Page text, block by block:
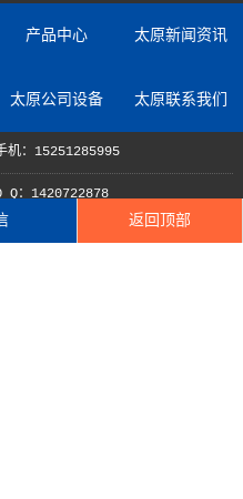
产品中心 太原新闻资讯
太原公司设备 太原联系我们
机：15251285995
Q：1420722878
返回顶部